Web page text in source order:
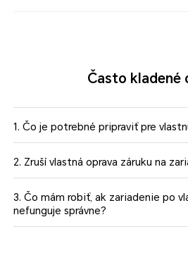
Často kladené
1. Čo je potrebné pripraviť pre
2. Zruší vlastná oprava záruku na
3. Čo mám robiť, ak zariadenie po
nefunguje správne?